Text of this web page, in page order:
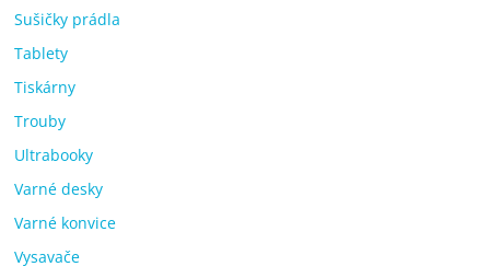
Sušičky prádla
Tablety
Tiskárny
Trouby
Ultrabooky
Varné desky
Varné konvice
Vysavače